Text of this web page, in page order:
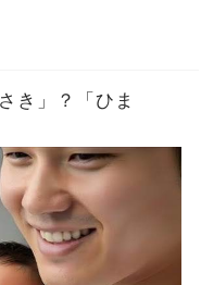
き」？「ひま